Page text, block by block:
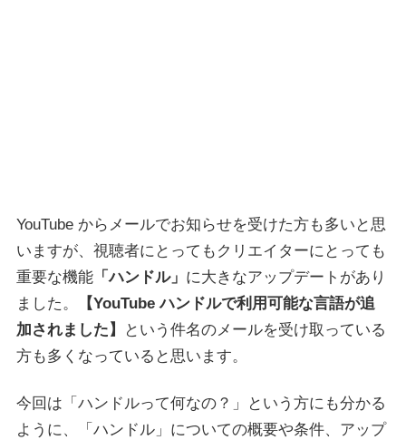
YouTube からメールでお知らせを受けた方も多いと思
いますが、視聴者にとってもクリエイターにとっても
重要な機能 「ハンドル」 に大きなアップデートがあり
ました。
【YouTube ハンドルで利用可能な言語が追
加されました】
という件名のメールを受け取っている
方も多くなっていると思います。
今回は「ハンドルって何なの？」という方にも分かる
ように、「ハンドル」についての概要や条件、アップ